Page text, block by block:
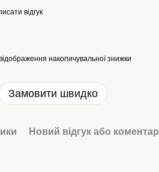
відгук
накопичувальної знижки
Замовити швидко
Новий відгук або коментар